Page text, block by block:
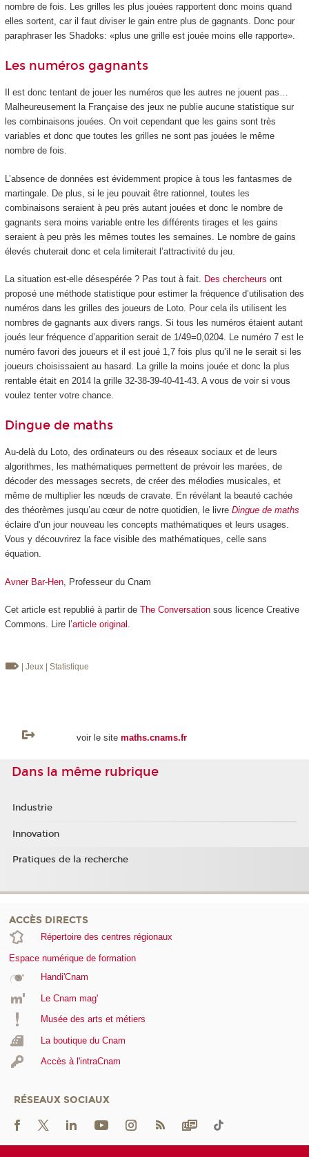
nombre de fois. Les grilles les plus jouées rapportent donc moins quand
elles sortent, car il faut diviser le gain entre plus de gagnants. Donc pour
paraphraser les Shadoks: «plus une grille est jouée moins elle rapporte».
Les numéros gagnants
Il est donc tentant de jouer les numéros que les autres ne jouent pas…
Malheureusement la Française des jeux ne publie aucune statistique sur
les combinaisons jouées. On voit cependant que les gains sont très
variables et donc que toutes les grilles ne sont pas jouées le même
nombre de fois.
L’absence de données est évidemment propice à tous les fantasmes de
martingale. De plus, si le jeu pouvait être rationnel, toutes les
combinaisons seraient à peu près autant jouées et donc le nombre de
gagnants sera moins variable entre les différents tirages et les gains
seraient à peu près les mêmes toutes les semaines. Le nombre de gains
élevés chuterait donc et cela limiterait l’attractivité du jeu.
La situation est-elle désespérée ? Pas tout à fait. Des chercheurs ont
proposé une méthode statistique pour estimer la fréquence d’utilisation des
numéros dans les grilles des joueurs de Loto. Pour cela ils utilisent les
nombres de gagnants aux divers rangs. Si tous les numéros étaient autant
joués leur fréquence d’apparition serait de 1/49=0,0204. Le numéro 7 est le
numéro favori des joueurs et il est joué 1,7 fois plus qu’il ne le serait si les
joueurs choisissaient au hasard. La grille la moins jouée et donc la plus
rentable était en 2014 la grille 32-38-39-40-41-43. A vous de voir si vous
voulez tenter votre chance.
Dingue de maths
Au-delà du Loto, des ordinateurs ou des réseaux sociaux et de leurs
algorithmes, les mathématiques permettent de prévoir les marées, de
décoder des messages secrets, de créer des mélodies musicales, et
même de multiplier les nœuds de cravate. En révélant la beauté cachée
des théorèmes jusqu’au cœur de notre quotidien, le livre Dingue de maths
éclaire d’un jour nouveau les concepts mathématiques et leurs usages.
Vous y découvrirez la face visible des mathématiques, celle sans
équation.
Avner Bar-Hen, Professeur du Cnam
Cet article est republié à partir de The Conversationsous licence Creative
Commons. Lire l’article original .
| Jeux | Statistique
voir le site maths.cnams.fr
Dans la même rubrique
Industrie
Innovation
Pratiques de la recherche
ACCÈS DIRECTS
Répertoire des centres régionaux
Espace numérique de formation
Handi'Cnam
Le Cnam mag'
Musée des arts et métiers
La boutique du Cnam
Accès à l'intraCnam
RÉSEAUX SOCIAUX